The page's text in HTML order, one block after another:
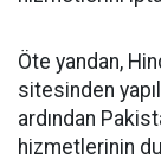
Öte yandan,
sitesinden
ardından
hizmetlerinin